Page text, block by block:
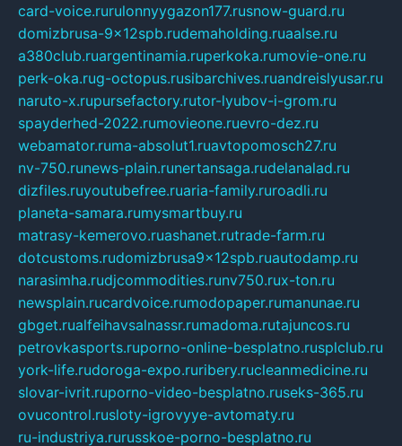
card-voice.rurulonnyygazon177.rusnow-guard.ru
domizbrusa-9x12spb.rudemaholding.ruaalse.ru
a380club.ruargentinamia.ruperkoka.rumovie-one.ru
perk-oka.rug-octopus.rusibarchives.ruandreislyusar.ru
naruto-x.rupursefactory.rutor-lyubov-i-grom.ru
spayderhed-2022.rumovieone.ruevro-dez.ru
webamator.ruma-absolut1.ruavtopomosch27.ru
nv-750.runews-plain.runertansaga.rudelanalad.ru
dizfiles.ruyoutubefree.ruaria-family.ruroadli.ru
planeta-samara.rumysmartbuy.ru
matrasy-kemerovo.ruashanet.rutrade-farm.ru
dotcustoms.rudomizbrusa9x12spb.ruautodamp.ru
narasimha.rudjcommodities.runv750.rux-ton.ru
newsplain.rucardvoice.rumodopaper.rumanunae.ru
gbget.rualfeihavsalnassr.rumadoma.rutajuncos.ru
petrovkasports.ruporno-online-besplatno.rusplclub.ru
york-life.rudoroga-expo.ruribery.rucleanmedicine.ru
slovar-ivrit.ruporno-video-besplatno.ruseks-365.ru
ovucontrol.rusloty-igrovyye-avtomaty.ru
ru-industriya.rurusskoe-porno-besplatno.ru